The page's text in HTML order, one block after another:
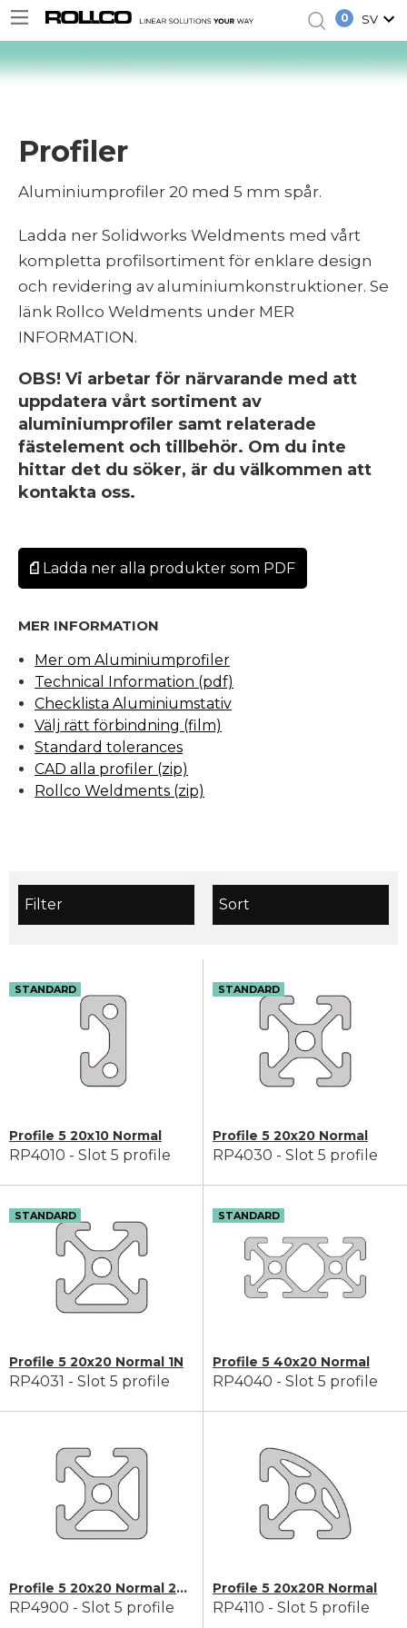
0 SV
Profiler
Aluminiumprofiler 20 med 5 mm spår.
Ladda ner Solidworks Weldments med vårt
kompletta profilsortiment för enklare design
och revidering av aluminiumkonstruktioner. Se
länk Rollco Weldments under MER
INFORMATION.
OBS! Vi arbetar för närvarande med att
uppdatera vårt sortiment av
aluminiumprofiler samt relaterade
fästelement och tillbehör. Om du inte
hittar det du söker, är du välkommen att
kontakta oss.
Ladda ner alla produkter som PDF
MER INFORMATION
Mer om Aluminiumprofiler
Technical Information (pdf)
Checklista Aluminiumstativ
Välj rätt förbindning (film)
Standard tolerances
CAD alla profiler (zip)
Rollco Weldments (zip)
Filter Sort
STANDARD
Profile 5 20x10 Normal
RP4010 - Slot 5 profile
STANDARD
Profile 5 20x20 Normal
RP4030 - Slot 5 profile
STANDARD
Profile 5 20x20 Normal 1N
RP4031 - Slot 5 profile
STANDARD
Profile 5 40x20 Normal
RP4040 - Slot 5 profile
Profile 5 20x20 Normal 2N90
RP4900 - Slot 5 profile
Profile 5 20x20R Normal
RP4110 - Slot 5 profile